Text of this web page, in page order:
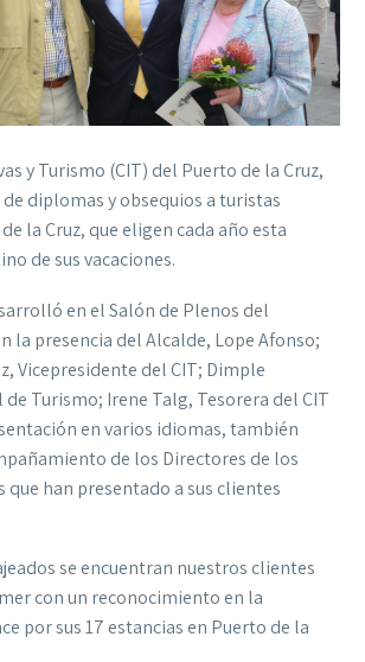
y Turismo (CIT) del Puerto de la Cruz,
diplomas y obsequios a turistas
la Cruz, que eligen cada año esta
de sus vacaciones.
en el Salón de Plenos del
la presencia del Alcalde, Lope Afonso;
Vicepresidente del CIT; Dimple
de Turismo; Irene Talg, Tesorera del CIT
en varios idiomas, también
de los Directores de los
que han presentado a sus clientes
se encuentran nuestros clientes
con un reconocimiento en la
por sus 17 estancias en Puerto de la